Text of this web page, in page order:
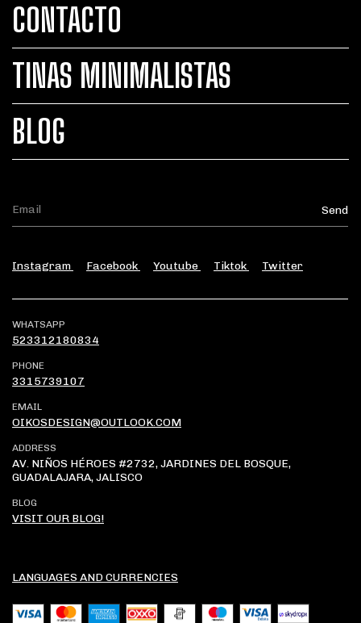
CONTACTO
TINAS MINIMALISTAS
BLOG
Instagram Facebook Youtube Tiktok Twitter
WHATSAPP
523312180834
PHONE
3315739107
EMAIL
OIKOSDESIGN@OUTLOOK.COM
ADDRESS
AV. NIÑOS HÉROES #2732, JARDINES DEL BOSQUE,
GUADALAJARA, JALISCO
BLOG
VISIT OUR BLOG!
LANGUAGES AND CURRENCIES